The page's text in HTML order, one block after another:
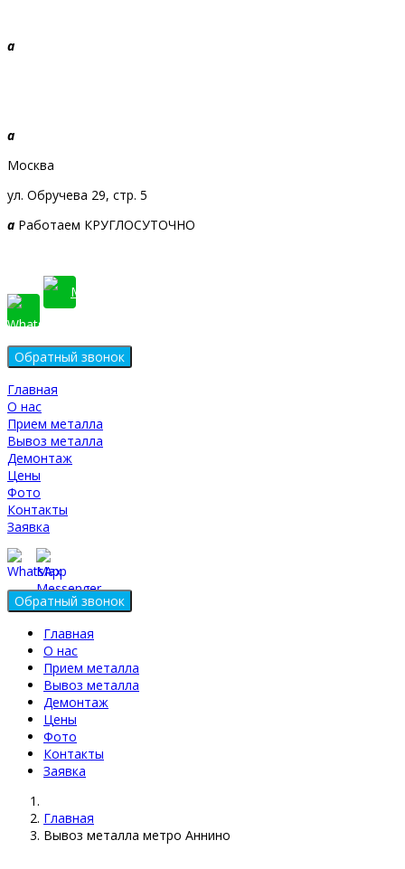
a
a
Москва
ул. Обручева 29, стр. 5
a Работаем КРУГЛОСУТОЧНО
Главная
О нас
Прием металла
Вывоз металла
Демонтаж
Цены
Фото
Контакты
Заявка
Главная
О нас
Прием металла
Вывоз металла
Демонтаж
Цены
Фото
Контакты
Заявка
Главная
Вывоз металла метро Аннино